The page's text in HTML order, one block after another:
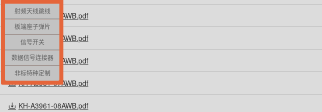
KH-A3961-04AWB.pdf
KH-A3961-05AWB.pdf
KH-A3961-06AWB.pdf
KH-A3961-07AWB.pdf
KH-A3961-08AWB.pdf
射频天线跳线
板端座子弹片
信号开关
数据信号连接器
非标特种定制